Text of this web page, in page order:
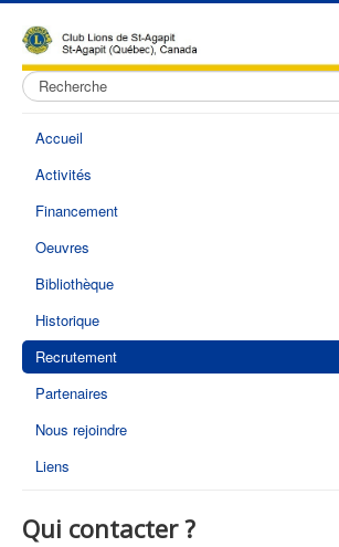
Rechercher
Accueil
Activités
Financement
Oeuvres
Bibliothèque
Historique
Recrutement
Partenaires
Nous rejoindre
Liens
Qui contacter ?